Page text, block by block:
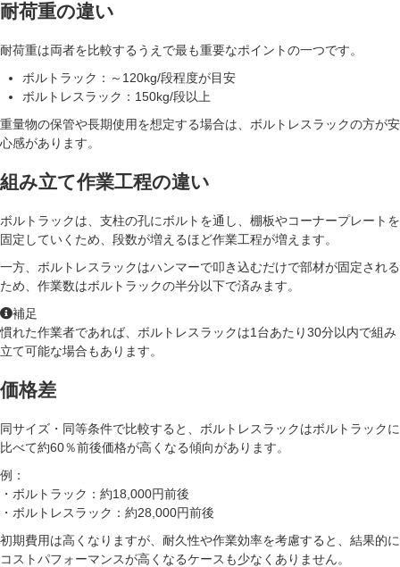
耐荷重の違い
耐荷重は両者を比較するうえで最も重要なポイントの一つです。
ボルトラック：～120kg/段程度が目安
ボルトレスラック：150kg/段以上
重量物の保管や長期使用を想定する場合は、ボルトレスラックの方が安
心感があります。
組み立て作業工程の違い
ボルトラックは、支柱の孔にボルトを通し、棚板やコーナープレートを
固定していくため、段数が増えるほど作業工程が増えます。
一方、ボルトレスラックはハンマーで叩き込むだけで部材が固定される
ため、作業数はボルトラックの半分以下で済みます。
補足
慣れた作業者であれば、ボルトレスラックは1台あたり30分以内で組み
立て可能な場合もあります。
価格差
同サイズ・同等条件で比較すると、ボルトレスラックはボルトラックに
比べて約60％前後価格が高くなる傾向があります。
例：
・ボルトラック：約18,000円前後
・ボルトレスラック：約28,000円前後
初期費用は高くなりますが、耐久性や作業効率を考慮すると、結果的に
コストパフォーマンスが高くなるケースも少なくありません。